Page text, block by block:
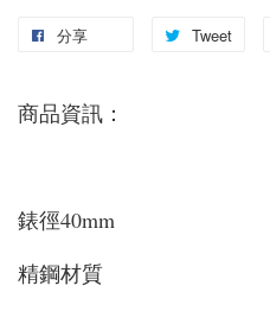
分享 Tweet
商品資訊：
錶徑40mm
精鋼材質